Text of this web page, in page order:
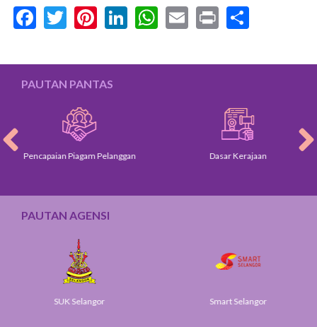
Facebook
Twitter
Pinterest
LinkedIn
WhatsApp
Email
Print
PAUTAN PANTAS
Pencapaian Piagam Pelanggan Dasar Kerajaan
PAUTAN AGENSI
SUK Selangor Smart Selangor